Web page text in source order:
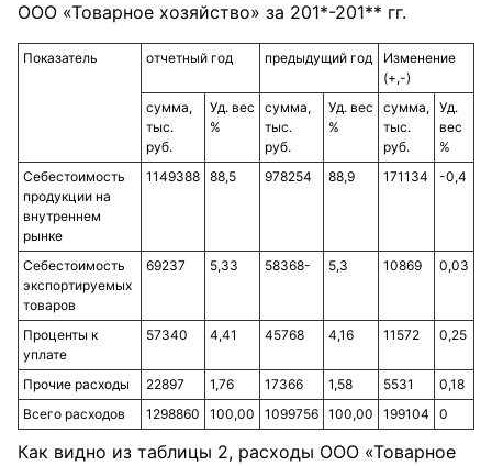
ООО «Товарное хозяйство» за 201*-201** гг.
Показатель отчетный год предыдущий год
Изменение
(+,-)
сумма,
тыс.
руб.
Уд. вес
%
сумма,
тыс.
руб.
Уд. вес
%
сумма,
тыс.
руб.
Уд.
вес
%
Себестоимость
продукции на
внутреннем
рынке
1149388 88,5 978254 88,9 171134 -0,4
Себестоимость
экспортируемых
товаров
69237 5,33 58368- 5,3 10869 0,03
Проценты к
уплате
57340 4,41 45768 4,16 11572 0,25
Прочие расходы 22897 1,76 17366 1,58 5531
0,18
Всего расходов
1298860 100,00 1099756 100,00 199104 0
Как видно из таблицы 2, расходы ООО «Товарное